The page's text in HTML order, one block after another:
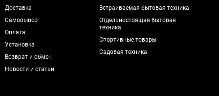
Доставка
Самовывоз
Оплата
Установка
Возврат и обмен
Новости и статьи
Встраиваемая бытовая техника
Отдельностоящая бытовая
техника
Спортивные товары
Садовая техника